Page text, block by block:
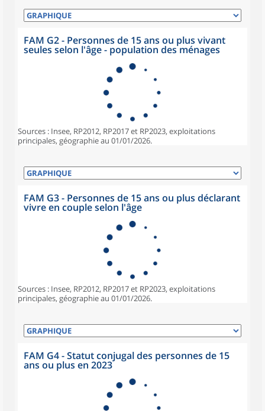
FAM G2 - Personnes de 15 ans ou plus vivant
seules selon l'âge - population des ménages
Sources : Insee, RP2012, RP2017 et RP2023, exploitations
principales, géographie au 01/01/2026.
FAM G3 - Personnes de 15 ans ou plus déclarant
vivre en couple selon l'âge
Sources : Insee, RP2012, RP2017 et RP2023, exploitations
principales, géographie au 01/01/2026.
FAM G4 - Statut conjugal des personnes de 15
ans ou plus en 2023